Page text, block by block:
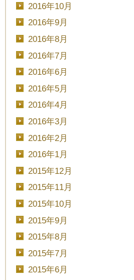
2016年10月
2016年9月
2016年8月
2016年7月
2016年6月
2016年5月
2016年4月
2016年3月
2016年2月
2016年1月
2015年12月
2015年11月
2015年10月
2015年9月
2015年8月
2015年7月
2015年6月